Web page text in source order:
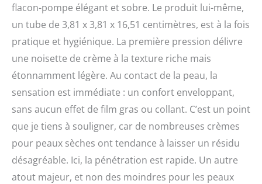
flacon-pompe élégant et sobre. Le produit lui-même,
un tube de 3,81 x 3,81 x 16,51 centimètres, est à la fois
pratique et hygiénique. La première pression délivre
une noisette de crème à la texture riche mais
étonnamment légère. Au contact de la peau, la
sensation est immédiate : un confort enveloppant,
sans aucun effet de film gras ou collant. C’est un point
que je tiens à souligner, car de nombreuses crèmes
pour peaux sèches ont tendance à laisser un résidu
désagréable. Ici, la pénétration est rapide. Un autre
atout majeur, et non des moindres pour les peaux